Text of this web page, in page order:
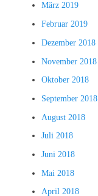
März 2019
Februar 2019
Dezember 2018
November 2018
Oktober 2018
September 2018
August 2018
Juli 2018
Juni 2018
Mai 2018
April 2018